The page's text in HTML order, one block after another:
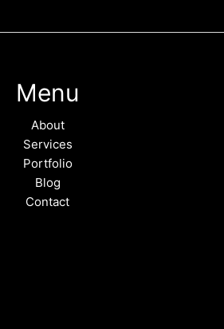
Menu
About
Services
Portfolio
Blog
Contact